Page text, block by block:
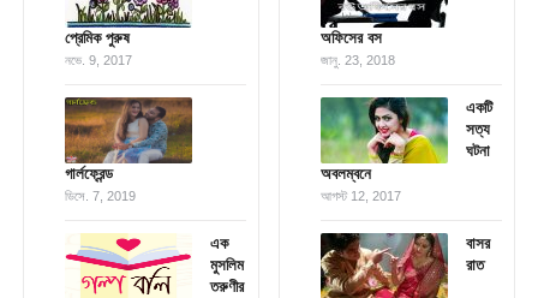
প্রেমিক পুরুষ
নভে. 9, 2017
গার্লফ্রেন্ড
ডিসে. 7, 2019
এক
মুসলিম
তরুণীর
অফিসের বস
জানু. 23, 2018
একটি
সত্য
ঘটনা
অবলম্বনে
আগস্ট 12, 2017
বাসর
রাত